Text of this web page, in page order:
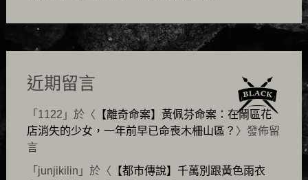
近期留言
「 1122 」於〈 【離奇命案】黃佩芬命案：在鬧區花
店消失的少女，一年前早已命喪木柵山區？ 〉發佈留
言
「 junjikilin 」於〈 【都市傳說】千萬別跟黃色雨衣